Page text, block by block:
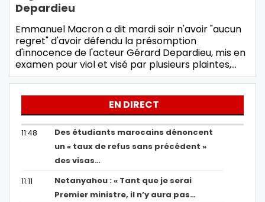
Depardieu
Emmanuel Macron a dit mardi soir n'avoir "aucun
regret" d'avoir défendu la présomption
d'innocence de l'acteur Gérard Depardieu, mis en
examen pour viol et visé par plusieurs plaintes,…
EN DIRECT
11:48
Des étudiants marocains dénoncent
un « taux de refus sans précédent »
des visas…
11:11
Netanyahou : « Tant que je serai
Premier ministre, il n’y aura pas…